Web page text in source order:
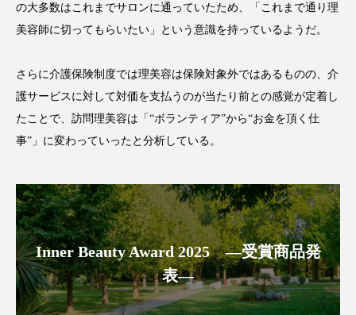
スマートリング セーフプレイス セラミド
ソーシャルウェルネス ソーシャルコマース
タンパク質 ディープクレンジング
ドライヤー 温度 髪 ダメージ ナイアシンアミド
ナイトプロテイン ナイトルーティン 金木犀
パーソナライズ バーチャルメイク
の大多数はこれまでサロンに通っていたため、「これまで通り理
美容師に切ってもらいたい」という意識を持っているようだ。
さらに介護保険制度では理美容は保険対象外ではあるものの、介
護サービスに対して対価を支払うのが当たり前との感覚が定着し
たことで、訪問理美容は「“ボランティア”から“お金を頂く仕
事”」に変わっていったと分析している。
Inner Beauty Award 2025 ―受賞商品発
表―